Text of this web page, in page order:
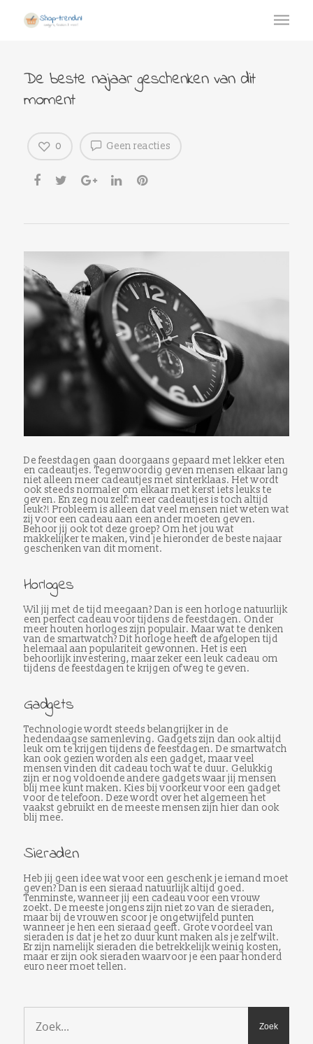
De beste najaar geschenken van dit
moment
Geen reacties
0
De feestdagen gaan doorgaans gepaard met lekker eten
en cadeautjes. Tegenwoordig geven mensen elkaar lang
niet alleen meer cadeautjes met sinterklaas. Het wordt
ook steeds normaler om elkaar met kerst iets leuks te
geven. En zeg nou zelf: meer cadeautjes is toch altijd
leuk?! Probleem is alleen dat veel mensen niet weten wat
zij voor een cadeau aan een ander moeten geven.
Behoor jij ook tot deze groep? Om het jou wat
makkelijker te maken, vind je hieronder de beste najaar
geschenken van dit moment.
Horloges
Wil jij met de tijd meegaan? Dan is een horloge natuurlijk
een perfect cadeau voor tijdens de feestdagen. Onder
meer houten horloges zijn populair. Maar wat te denken
van de smartwatch? Dit horloge heeft de afgelopen tijd
helemaal aan populariteit gewonnen. Het is een
behoorlijk investering, maar zeker een leuk cadeau om
tijdens de feestdagen te krijgen of weg te geven.
Gadgets
Technologie wordt steeds belangrijker in de
hedendaagse samenleving. Gadgets zijn dan ook altijd
leuk om te krijgen tijdens de feestdagen. De smartwatch
kan ook gezien worden als een gadget, maar veel
mensen vinden dit cadeau toch wat te duur. Gelukkig
zijn er nog voldoende andere gadgets waar jij mensen
blij mee kunt maken. Kies bij voorkeur voor een gadget
voor de telefoon. Deze wordt over het algemeen het
vaakst gebruikt en de meeste mensen zijn hier dan ook
blij mee.
Sieraden
Heb jij geen idee wat voor een geschenk je iemand moet
geven? Dan is een sieraad natuurlijk altijd goed.
Tenminste, wanneer jij een cadeau voor een vrouw
zoekt. De meeste jongens zijn niet zo van de sieraden,
maar bij de vrouwen scoor je ongetwijfeld punten
wanneer je hen een sieraad geeft. Grote voordeel van
sieraden is dat je het zo duur kunt maken als je zelf wilt.
Er zijn namelijk sieraden die betrekkelijk weinig kosten,
maar er zijn ook sieraden waarvoor je een paar honderd
euro neer moet tellen.